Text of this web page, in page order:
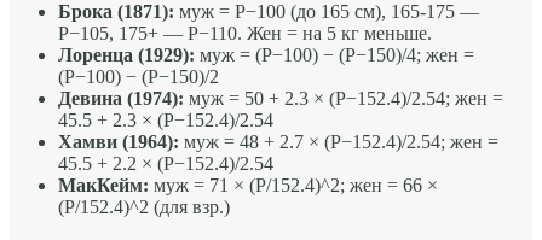
Брока (1871): муж = Р−100 (до 165 см), 165-175 —
Р−105, 175+ — Р−110. Жен = на 5 кг меньше.
Лоренца (1929): муж = (Р−100) − (Р−150)/4; жен =
(Р−100) − (Р−150)/2
Девина (1974): муж = 50 + 2.3 × (Р−152.4)/2.54; жен =
45.5 + 2.3 × (Р−152.4)/2.54
Хамви (1964): муж = 48 + 2.7 × (Р−152.4)/2.54; жен =
45.5 + 2.2 × (Р−152.4)/2.54
МакКейм: муж = 71 × (Р/152.4)^2; жен = 66 ×
(Р/152.4)^2 (для взр.)